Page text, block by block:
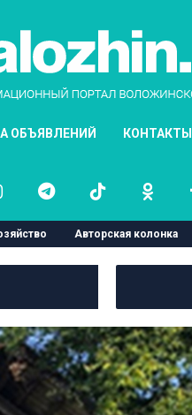
ОБЪЯВЛЕНИЙ КОНТАКТЫ
Авторская колонка